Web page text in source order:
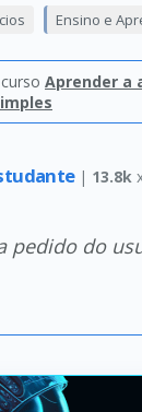
Ensino e
Aprender a
| 13.8k
pedido do